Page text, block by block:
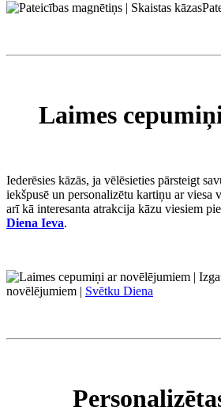
Laimes
Iederēsies kāzās, ja vēlēsieties pārsteigt
iekšpusē un personalizētu kartiņu ar viesa
arī kā interesanta atrakcija kāzu viesiem
Diena Ieva.
novēlējumiem | Svētku Diena